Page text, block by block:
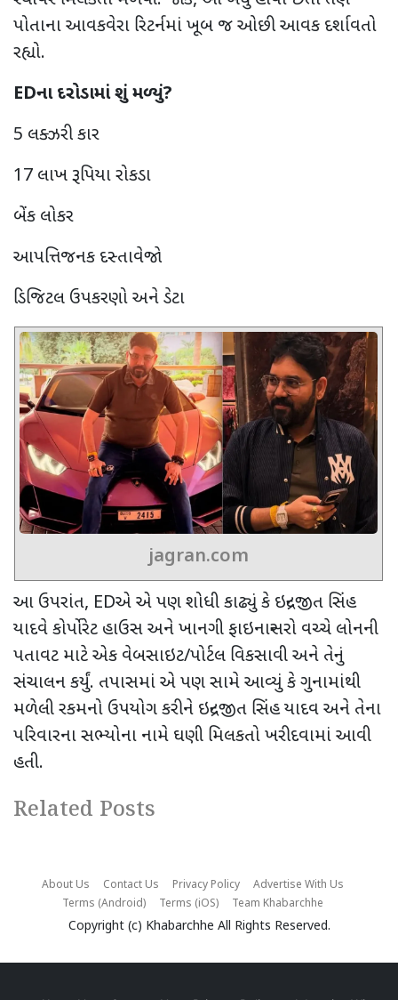
પોતાના આવકવેરા રિટર્નમાં ખૂબ જ ઓછી આવક દર્શાવતો
રહ્યો.
EDના દરોડામાં શું મળ્યું?
5 લક્ઝરી કાર
17 લાખ રૂપિયા રોકડા
બેંક લોકર
આપત્તિજનક દસ્તાવેજો
ડિજિટલ ઉપકરણો અને ડેટા
jagran.com
આ ઉપરાંત, EDએ એ પણ શોધી કાઢ્યું કે ઇન્દ્રજીત સિંહ
યાદવે કોર્પોરેટ હાઉસ અને ખાનગી ફાઇનાન્સરો વચ્ચે લોનની
પતાવટ માટે એક વેબસાઇટ/પોર્ટલ વિકસાવી અને તેનું
સંચાલન કર્યું. તપાસમાં એ પણ સામે આવ્યું કે ગુનામાંથી
મળેલી રકમનો ઉપયોગ કરીને ઇન્દ્રજીત સિંહ યાદવ અને તેના
પરિવારના સભ્યોના નામે ઘણી મિલકતો ખરીદવામાં આવી
હતી.
Related Posts
About Us Contact Us Privacy Policy
Advertise With Us
Terms (Android)
Terms (iOS) Team Khabarchhe
Copyright (c) Khabarchhe All Rights Reserved.